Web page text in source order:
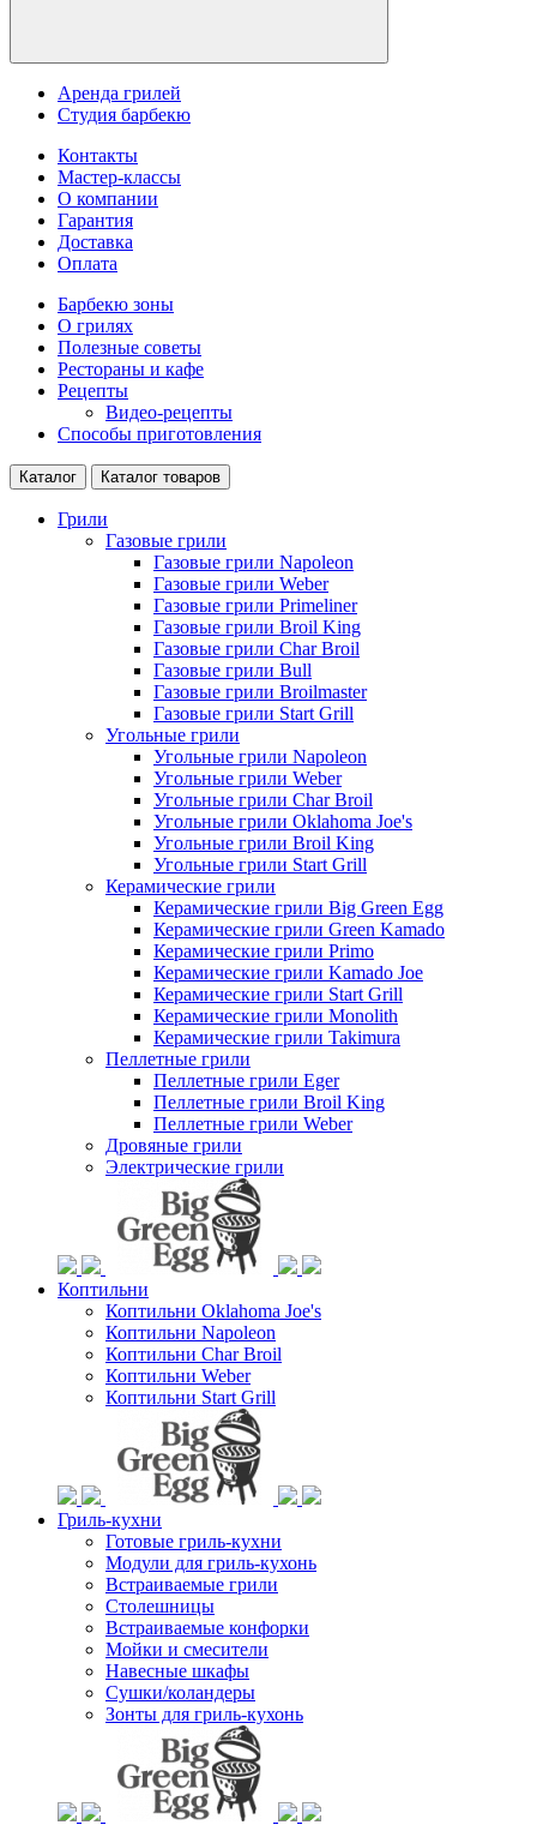
Аренда грилей
Студия барбекю
Контакты
Мастер-классы
О компании
Гарантия
Доставка
Оплата
Барбекю зоны
О грилях
Полезные советы
Рестораны и кафе
Рецепты
Видео-рецепты
Способы приготовления
Каталог Каталог товаров
Грили
Газовые грили
Газовые грили Napoleon
Газовые грили Weber
Газовые грили Primeliner
Газовые грили Broil King
Газовые грили Char Broil
Газовые грили Bull
Газовые грили Broilmaster
Газовые грили Start Grill
Угольные грили
Угольные грили Napoleon
Угольные грили Weber
Угольные грили Char Broil
Угольные грили Oklahoma Joe's
Угольные грили Broil King
Угольные грили Start Grill
Керамические грили
Керамические грили Big Green Egg
Керамические грили Green Kamado
Керамические грили Primo
Керамические грили Kamado Joe
Керамические грили Start Grill
Керамические грили Monolith
Керамические грили Takimura
Пеллетные грили
Пеллетные грили Eger
Пеллетные грили Broil King
Пеллетные грили Weber
Дровяные грили
Электрические грили
Коптильни
Коптильни Oklahoma Joe's
Коптильни Napoleon
Коптильни Char Broil
Коптильни Weber
Коптильни Start Grill
Гриль-кухни
Готовые гриль-кухни
Модули для гриль-кухонь
Встраиваемые грили
Столешницы
Встраиваемые конфорки
Мойки и смесители
Навесные шкафы
Сушки/коландеры
Зонты для гриль-кухонь